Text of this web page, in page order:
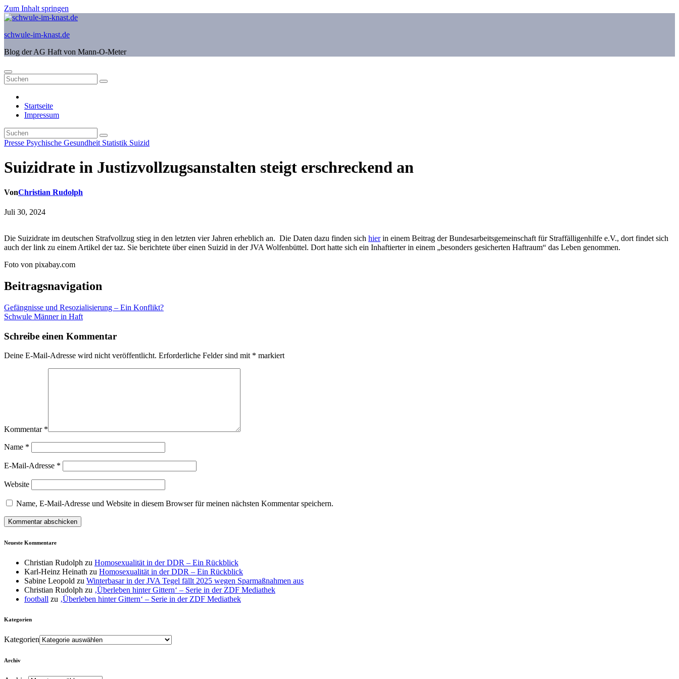
Zum Inhalt springen
schwule-im-knast.de
Blog der AG Haft von Mann-O-Meter
Startseite
Impressum
Presse Psychische Gesundheit Statistik Suizid
Suizidrate in Justizvollzugsanstalten steigt erschreckend an
VonChristian Rudolph
Juli 30, 2024
Die Suizidrate im deutschen Strafvollzug stieg in den letzten vier Jahren erheblich an. Die Daten dazu finden sich hierin einem Beitrag der Bundesarbeitsgemeinschaft für Straffälligenhilfe e.V., dort findet sich
auch der link zu einem Artikel der taz. Sie berichtete über einen Suizid in der JVA Wolfenbüttel. Dort hatte sich ein Inhaftierter in einem „besonders gesicherten Haftraum“ das Leben genommen.
Foto von pixabay.com
Beitragsnavigation
Gefängnisse und Resozialisierung – Ein Konflikt?
Schwule Männer in Haft
Schreibe einen Kommentar
Deine E-Mail-Adresse wird nicht veröffentlicht. Erforderliche Felder sind mit * markiert
Kommentar *
Name *
E-Mail-Adresse *
Website
Name, E-Mail-Adresse und Website in diesem Browser für meinen nächsten Kommentar speichern.
Neueste Kommentare
Christian Rudolph zu Homosexualität in der DDR – Ein Rückblick
Karl-Heinz Heinath zu Homosexualität in der DDR – Ein Rückblick
Sabine Leopold zu Winterbasar in der JVA Tegel fällt 2025 wegen Sparmaßnahmen aus
Christian Rudolph zu ‚Überleben hinter Gittern‘ – Serie in der ZDF Mediathek
football zu ‚Überleben hinter Gittern‘ – Serie in der ZDF Mediathek
Kategorien
Kategorien
Archiv